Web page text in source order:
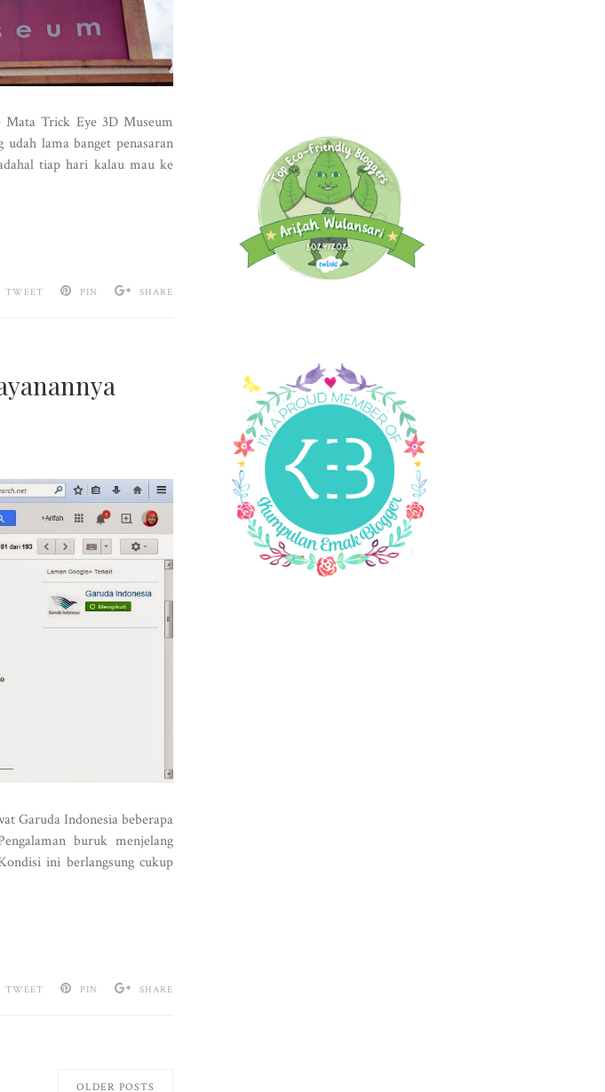
Mata Trick Eye 3D Museum
lama banget penasaran
tiap hari kalau mau ke
TWEET PIN SHARE
Garuda Indonesia beberapa
buruk menjelang
ini berlangsung cukup
TWEET PIN SHARE
OLDER POSTS